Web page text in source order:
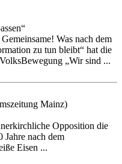
Was nach dem
zu tun bleibt“ hat die
„Wir sind ...
Mainz)
Opposition die
Jahre nach dem
Eisen ...